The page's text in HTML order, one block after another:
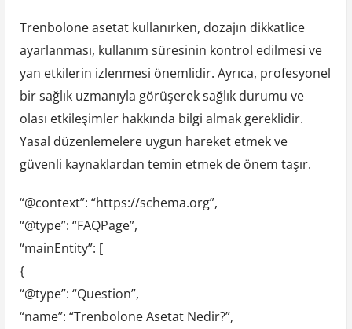
Trenbolone asetat kullanırken, dozajın dikkatlice
ayarlanması, kullanım süresinin kontrol edilmesi ve
yan etkilerin izlenmesi önemlidir. Ayrıca, profesyonel
bir sağlık uzmanıyla görüşerek sağlık durumu ve
olası etkileşimler hakkında bilgi almak gereklidir.
Yasal düzenlemelere uygun hareket etmek ve
güvenli kaynaklardan temin etmek de önem taşır.
“@context”: “https://schema.org”,
“@type”: “FAQPage”,
“mainEntity”: [
{
“@type”: “Question”,
“name”: “Trenbolone Asetat Nedir?”,